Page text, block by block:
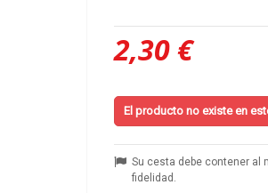
2,30 €
El producto no existe en
Su cesta debe contener al
fidelidad.